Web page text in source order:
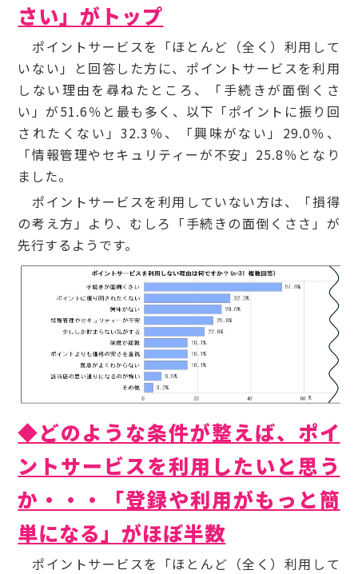
さい」がトップ
ポイントサービスを「ほとんど（全く）利用して
いない」と回答した方に、ポイントサービスを利用
しない理由を尋ねたところ、「手続きが面倒くさ
い」が51.6％と最も多く、以下「ポイントに振り回
されたくない」32.3％、「興味がない」29.0％、
「情報管理やセキュリティーが不安」25.8％となり
ました。
ポイントサービスを利用していない方は、「損得
の考え方」より、むしろ「手続きの面倒くささ」が
先行するようです。
◆どのような条件が整えば、ポイ
ントサービスを利用したいと思う
か・・・「登録や利用がもっと簡
単になる」がほぼ半数
ポイントサービスを「ほとんど（全く）利用して